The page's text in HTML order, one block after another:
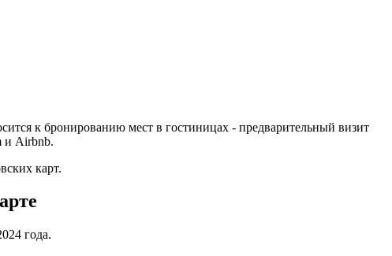
к бронированию мест в гостиницах - предварительный визит
и Airbnb.
карт.
года.